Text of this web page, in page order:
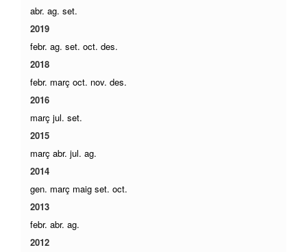
abr. ag. set.
2019
febr. ag. set. oct. des.
2018
febr. març oct. nov. des.
2016
març jul. set.
2015
març abr. jul. ag.
2014
gen. març maig set. oct.
2013
febr. abr. ag.
2012